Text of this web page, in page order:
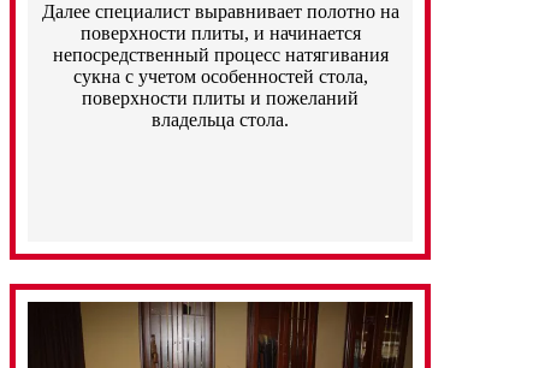
Далее специалист выравнивает полотно на
поверхности плиты, и начинается
непосредственный процесс натягивания
сукна с учетом особенностей стола,
поверхности плиты и пожеланий
владельца стола.